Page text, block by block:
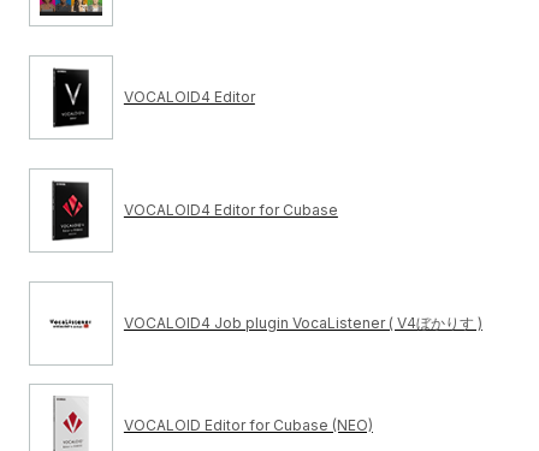
VOCALOID4 Editor
VOCALOID4 Editor for Cubase
VOCALOID4 Job plugin VocaListener ( V4ぼかりす )
VOCALOID Editor for Cubase (NEO)